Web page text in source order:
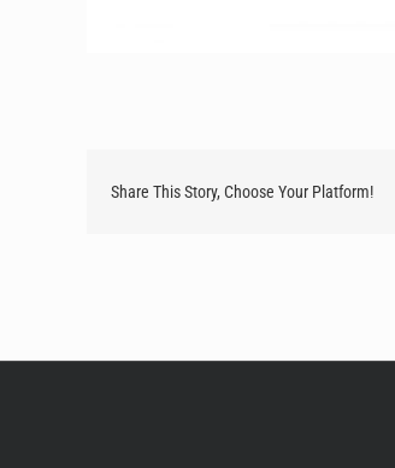
Share This Story, Choose Your Platform!